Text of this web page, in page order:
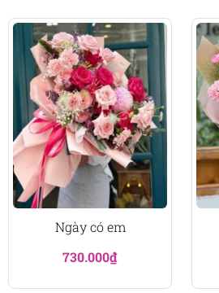
Ngày có em
730.000₫